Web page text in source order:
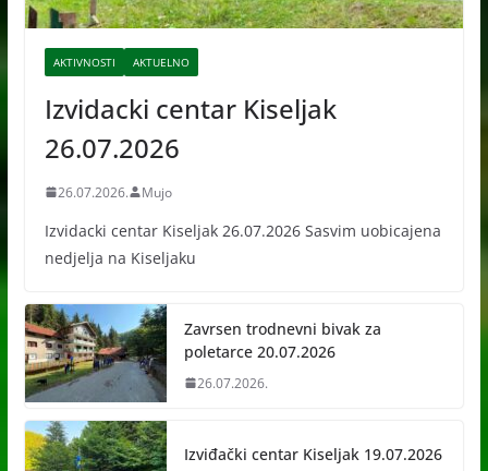
AKTIVNOSTI AKTUELNO
Izvidacki centar Kiseljak
26.07.2026
26.07.2026. Mujo
Izvidacki centar Kiseljak 26.07.2026 Sasvim uobicajena
nedjelja na Kiseljaku
Zavrsen trodnevni bivak za
poletarce 20.07.2026
26.07.2026.
Izviđački centar Kiseljak 19.07.2026